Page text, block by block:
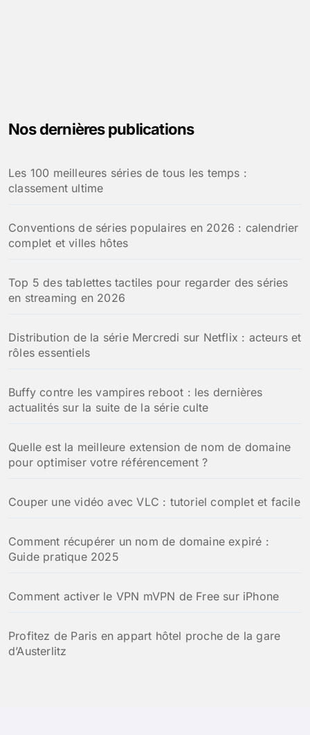
Nos dernières publications
Les 100 meilleures séries de tous les temps :
classement ultime
Conventions de séries populaires en 2026 : calendrier
complet et villes hôtes
Top 5 des tablettes tactiles pour regarder des séries
en streaming en 2026
Distribution de la série Mercredi sur Netflix : acteurs et
rôles essentiels
Buffy contre les vampires reboot : les dernières
actualités sur la suite de la série culte
Quelle est la meilleure extension de nom de domaine
pour optimiser votre référencement ?
Couper une vidéo avec VLC : tutoriel complet et facile
Comment récupérer un nom de domaine expiré :
Guide pratique 2025
Comment activer le VPN mVPN de Free sur iPhone
Profitez de Paris en appart hôtel proche de la gare
d’Austerlitz